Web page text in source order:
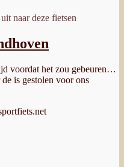
naar deze fietsen
voordat het zou gebeuren…
is gestolen voor ons